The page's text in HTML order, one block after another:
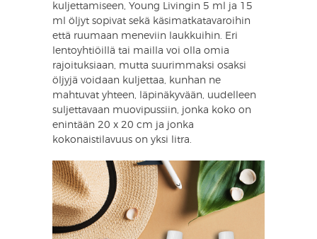
kuljettamiseen, Young Livingin 5 ml ja 15
ml öljyt sopivat sekä käsimatkatavaroihin
että ruumaan meneviin laukkuihin. Eri
lentoyhtiöillä tai mailla voi olla omia
rajoituksiaan, mutta suurimmaksi osaksi
öljyjä voidaan kuljettaa, kunhan ne
mahtuvat yhteen, läpinäkyvään, uudelleen
suljettavaan muovipussiin, jonka koko on
enintään 20 x 20 cm ja jonka
kokonaistilavuus on yksi litra.